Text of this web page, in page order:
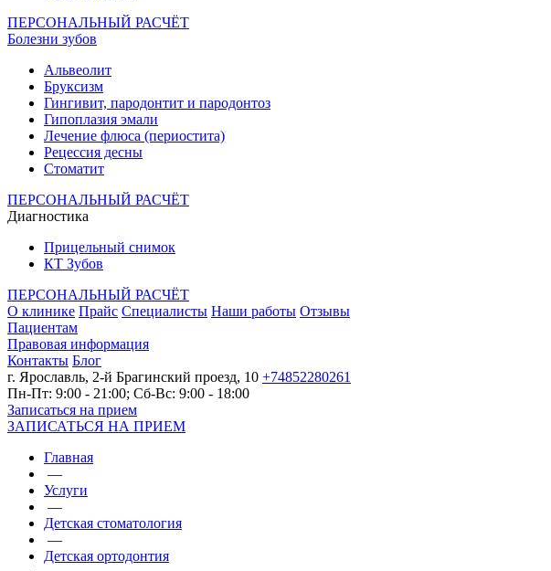
ПЕРСОНАЛЬНЫЙ РАСЧЁТ
Болезни зубов
Альвеолит
Бруксизм
Гингивит, пародонтит и пародонтоз
Гипоплазия эмали
Лечение флюса (периостита)
Рецессия десны
Стоматит
ПЕРСОНАЛЬНЫЙ РАСЧЁТ
Диагностика
Прицельный снимок
КТ Зубов
ПЕРСОНАЛЬНЫЙ РАСЧЁТ
О клинике Прайс Специалисты Наши работы Отзывы
Пациентам
Правовая информация
Контакты Блог
г. Ярославль, 2-й Брагинский проезд, 10 +74852280261
Пн-Пт: 9:00 - 21:00; Сб-Вс: 9:00 - 18:00
Записаться на прием
ЗАПИСАТЬСЯ НА ПРИЕМ
Главная
—
Услуги
—
Детская стоматология
—
Детская ортодонтия